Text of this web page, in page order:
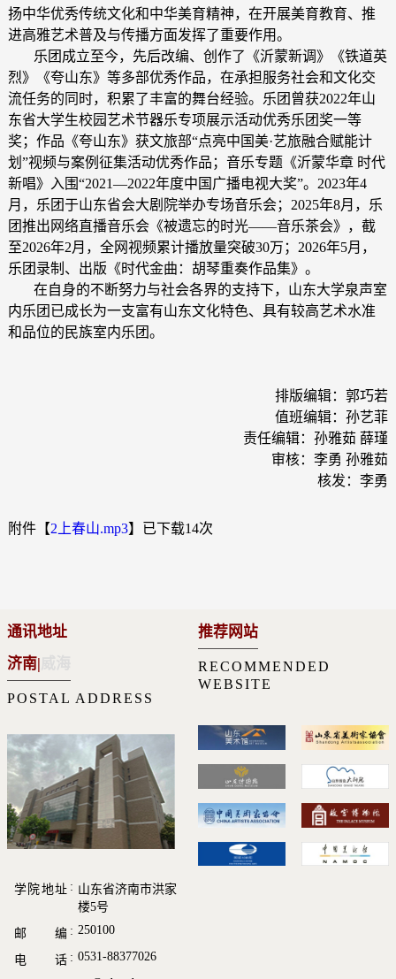
扬中华优秀传统文化和中华美育精神，在开展美育教育、推
进高雅艺术普及与传播方面发挥了重要作用。
乐团成立至今，先后改编、创作了《沂蒙新调》《铁道英
烈》《夸山东》等多部优秀作品，在承担服务社会和文化交
流任务的同时，积累了丰富的舞台经验。乐团曾获2022年山
东省大学生校园艺术节器乐专项展示活动优秀乐团奖一等
奖；作品《夸山东》获文旅部“点亮中国美·艺旅融合赋能计
划”视频与案例征集活动优秀作品；音乐专题《沂蒙华章 时代
新唱》入围“2021—2022年度中国广播电视大奖”。2023年4
月，乐团于山东省会大剧院举办专场音乐会；2025年8月，乐
团推出网络直播音乐会《被遗忘的时光——音乐茶会》，截
至2026年2月，全网视频累计播放量突破30万；2026年5月，
乐团录制、出版《时代金曲：胡琴重奏作品集》。
在自身的不断努力与社会各界的支持下，山东大学泉声室
内乐团已成长为一支富有山东文化特色、具有较高艺术水准
和品位的民族室内乐团。
排版编辑：郭巧若
值班编辑：孙艺菲
责任编辑：孙雅茹 薛瑾
审核：李勇 孙雅茹
核发：李勇
附件【2上春山.mp3】已下载14次
通讯地址
济南|
POSTAL ADDRESS
学院地址
山东省济南市洪家
楼5号
邮 编
250100
电 话
0531-88377026
推荐网站
RECOMMENDED
WEBSITE